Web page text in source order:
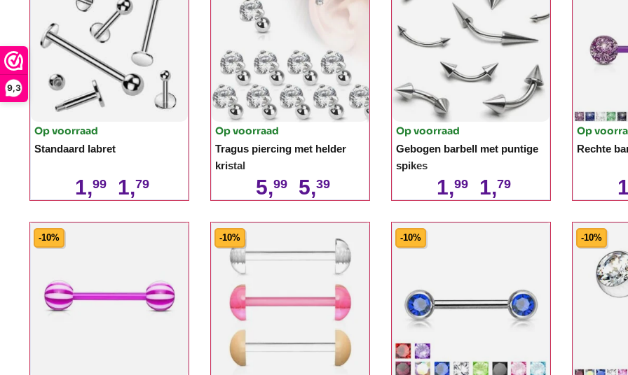
9,3
Op voorraad
Standaard labret
1,99 1,79
Op voorraad
Tragus piercing met helder
kristal
5,99 5,39
Op voorraad
Gebogen barbell met puntige
spikes
1,99 1,79
Op
Rechte
-10% -10% -10% -10%